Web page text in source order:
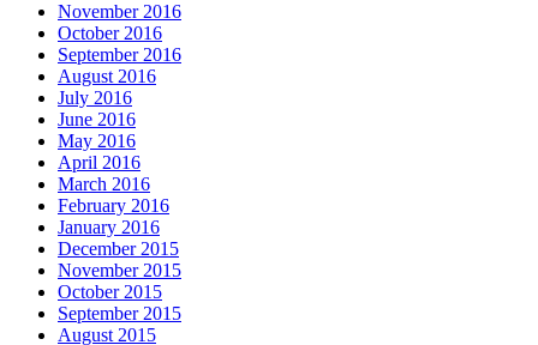
November 2016
October 2016
September 2016
August 2016
July 2016
June 2016
May 2016
April 2016
March 2016
February 2016
January 2016
December 2015
November 2015
October 2015
September 2015
August 2015